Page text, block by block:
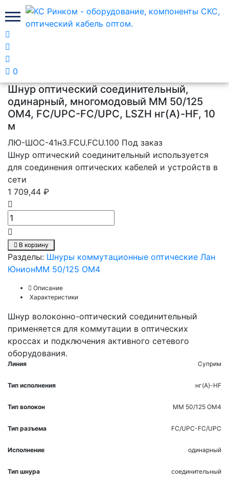
0
Главная
Юнион
Шнур оптический соединительный,
одинарный, многомодовый MM 50/125
OM4, FC/UPC-FC/UPC, LSZH нг(A)-HF, 10
м
ЛЮ-ШОС-41н3.FCU.FCU.100 Под заказ
Шнур оптический соединительный используется
для соединения оптических кабелей и устройств в
сети
1 709,44 ₽
В корзину
Разделы: Шнуры коммутационные оптические Лан
ЮнионMM 50/125 OM4
Описание
Характеристики
Шнур волоконно-оптический соединительный
применяется для коммутации в оптических
кроссах и подключения активного сетевого
оборудования.
Линия Суприм
Тип исполнения нг(A)-HF
Тип волокон MM 50/125 OM4
Тип разъема FC/UPC-FC/UPC
Исполнение одинарный
Тип шнура соединительный